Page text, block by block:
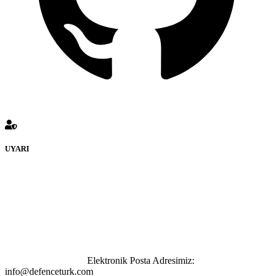
UYARI
Elektronik Posta Adresimiz:
info@defenceturk.com